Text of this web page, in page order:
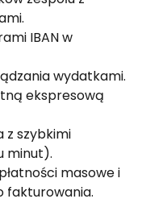
IBAN w
wydatkami.
ekspresową
z szybkimi
minut).
masowe i
fakturowania.